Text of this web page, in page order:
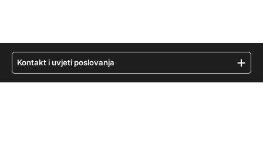
Kontakt i uvjeti poslovanja